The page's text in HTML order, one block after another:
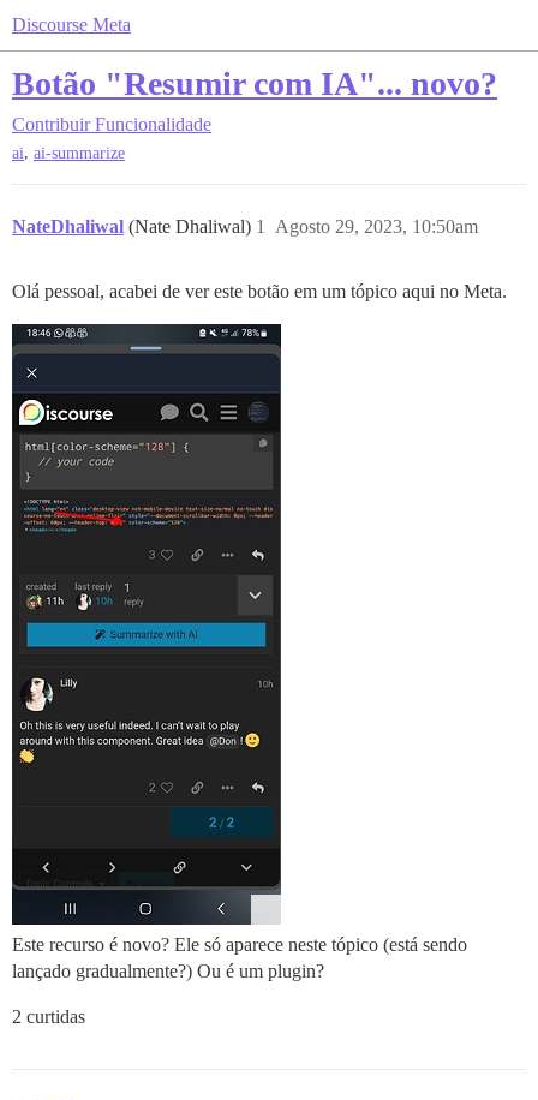
Discourse Meta
Botão "Resumir com IA"... novo?
Contribuir Funcionalidade
ai, ai-summarize
NateDhaliwal (Nate Dhaliwal) Agosto 29, 2023, 10:50am
1
Olá pessoal, acabei de ver este botão em um tópico aqui no Meta.
Este recurso é novo? Ele só aparece neste tópico (está sendo
lançado gradualmente?) Ou é um plugin?
2 curtidas